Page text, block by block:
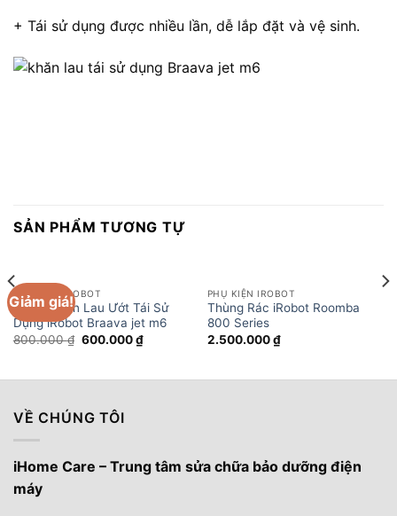
+ Tái sử dụng được nhiều lần, dễ lắp đặt và vệ sinh.
SẢN PHẨM TƯƠNG TỰ
Giảm giá!
PHỤ KIỆN IROBOT
Hộp 2 Khăn Lau Ướt Tái Sử
Dụng iRobot Braava jet m6
800.000₫ Giá
600.000₫Giá
hiện
PHỤ KIỆN IROBOT
Thùng Rác iRobot Roomba
800 Series
2.500.000₫
VỀ CHÚNG TÔI
iHome Care – Trung tâm sửa chữa bảo dưỡng điện
máy